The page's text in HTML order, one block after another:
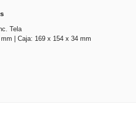
Tela
| Caja: 169 x 154 x 34 mm